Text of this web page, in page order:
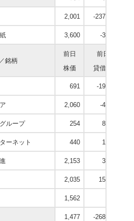
2,001 -237,200
3,600 -3,200
銘柄
前日
株価
前日
貸借残
691 -19,100
2,060 -4,000
ループ 254 8,200
ーネット 440 1,600
2,153 3,400
2,035 15,400
1,562
1,477 -268,600